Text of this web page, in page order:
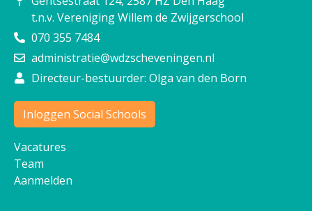
t.n.v. Vereniging Willem de Zwijgerschool
070 355 7484
administratie@wdzscheveningen.nl
Directeur-bestuurder: Olga van den Born
Inloggen Social Schools
Vacatures
Team
Aanmelden